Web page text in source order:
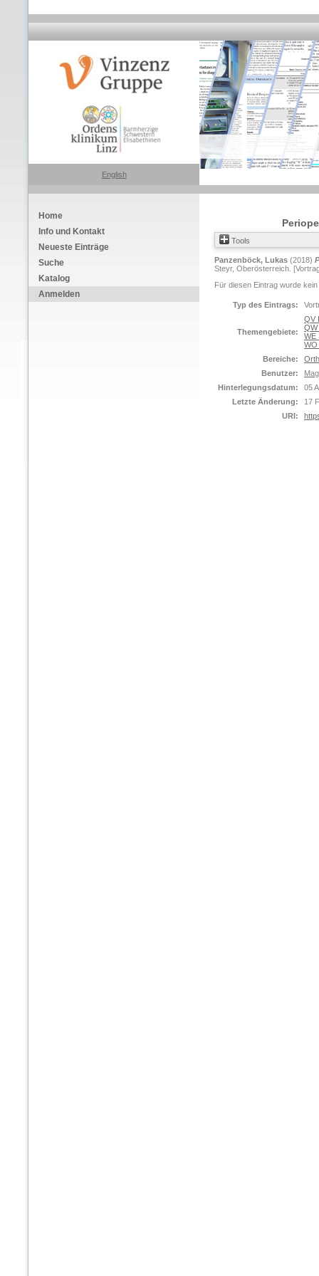
English
Home
Info und Kontakt
Neueste Einträge
Suche
Katalog
Anmelden
Tools
Panzenböck, Lukas (2018)
Steyr, Oberösterreich.
Für diesen Eintrag wurde
Typ des Eintrags:
Themengebiete:
QV
QW
WE
WO
Bereiche:
Benutzer:
Hinterlegungsdatum:
05
Letzte Änderung:
17
URI: